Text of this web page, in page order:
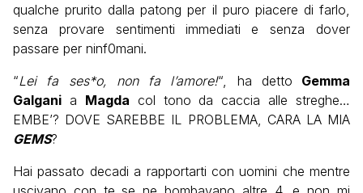
qualche prurito dalla patong per il puro piacere di farlo,
senza provare sentimenti immediati e senza dover
passare per ninf0mani.
“Lei fa ses*o, non fa l’amore!“, ha detto Gemma
Galgani a Magda col tono da caccia alle streghe…
EMBE’? DOVE SAREBBE IL PROBLEMA, CARA LA MIA
GEMS?
Hai passato decadi a rapportarti con uomini che mentre